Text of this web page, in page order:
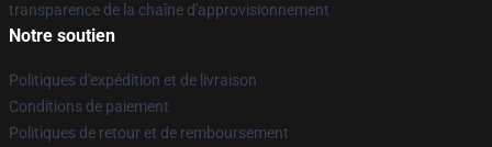
transparence de la chaîne d'approvisionnement
Notre soutien
Politiques d'expédition et de livraison
Conditions de paiement
Politiques de retour et de remboursement